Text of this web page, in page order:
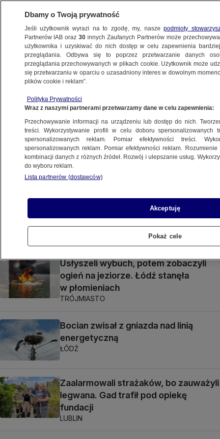
OCHOTNICZA STRAŻ POŻARNA
Kierowca zdążył uciec, ale z auta
zostało niewiele
SZCZECIN
"Żywioł pokazał dziś swoją
nieobliczalność". Spłonął wóz
strażaków OSP
KIELCE
Sześciolatek wpadł do ogniska.
Śmigłowiec LPR zabrał go do szpitala
WARSZAWA
Usłyszeli wybuch, potem zobaczyli
ogień na jeziorze. Łódź stanęła
w płomieniach
TRÓJMIASTO
Bocian zwisał z gniazda nad linią
energetyczną
ŁÓDŹ
Zaalarmowali strażaków, bo zauważyli
legwana. Gad trafił pod opiekę
fundacji
LUBLIN
Dbamy o Twoją prywatność
Jeśli użytkownik wyrazi na to zgodę, my, naszepodmioty
Partnerów IAB oraz30 innych Zaufanych Partnerów może
użytkownika i uzyskiwać do nich dostęp w celu zapewnienia
przeglądania. Odbywa się to poprzez przetwarzanie danych
przeglądania przechowywanych w plikach cookie. Użytkownik może
się przetwarzaniu w oparciu o uzasadniony interes w dowolnym
plików cookie i reklam”.
Polityka Prywatności
Wraz z naszymi partnerami przetwarzamy dane w celu zapewnienia:
Przechowywanie informacji na urządzeniu lub dostęp do nich.
treści. Wykorzystywanie profili w celu doboru spersonalizowanych
spersonalizowanych reklam. Pomiar efektywności treści.
spersonalizowanych reklam. Pomiar efektywności reklam.
kombinacji danych z różnych źródeł. Rozwój i ulepszanie usług.
do wyboru reklam.
Lista partnerów (dostawców)
Akceptuję
Pokaż cele